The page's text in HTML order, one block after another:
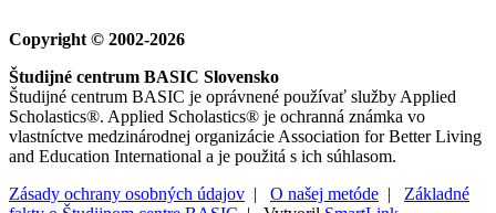
Copyright © 2002-2026
Študijné centrum BASIC Slovensko
Študijné centrum BASIC je oprávnené používať služby Applied
Scholastics®. Applied Scholastics® je ochranná známka vo
vlastníctve medzinárodnej organizácie Association for Better Living
and Education International a je použitá s ich súhlasom.
Zásady ochrany osobných údajov | O našej metóde | Základné